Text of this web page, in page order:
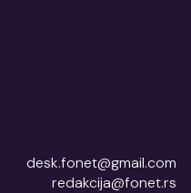
desk.fonet@gmail.com
redakcija@fonet.rs